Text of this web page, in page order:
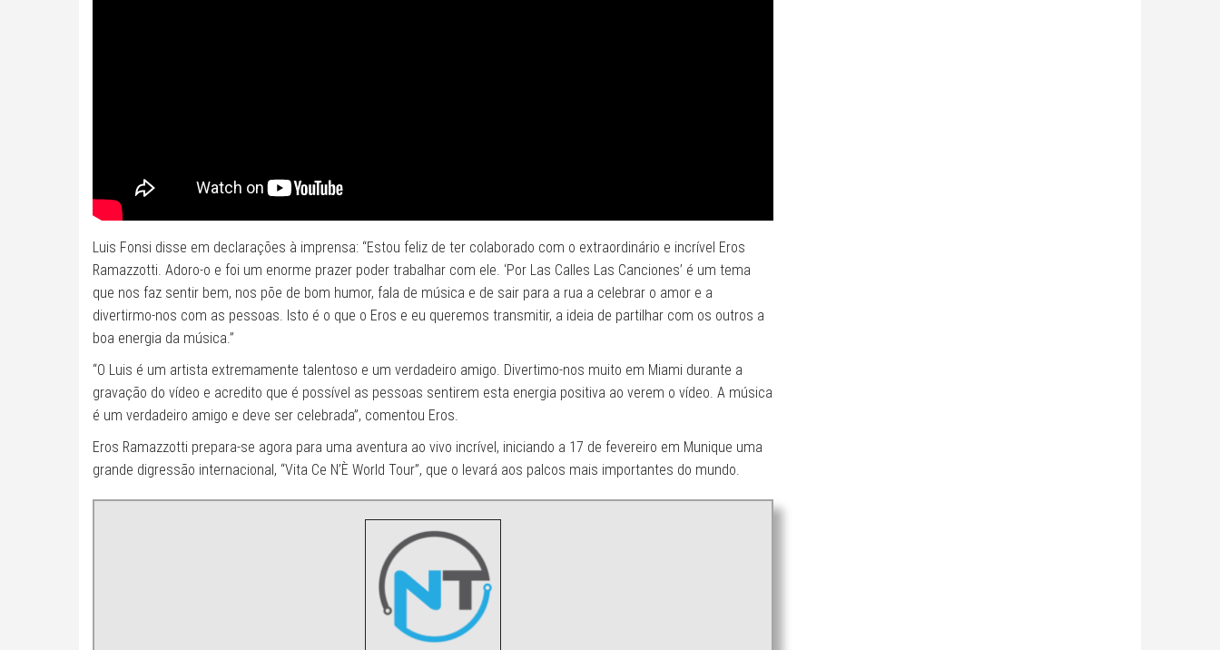
Luis Fonsi disse em declarações à imprensa: “Estou feliz de ter colaborado com o extraordinário e incrível Eros
Ramazzotti. Adoro-o e foi um enorme prazer poder trabalhar com ele. ‘Por Las Calles Las Canciones’ é um tema
que nos faz sentir bem, nos põe de bom humor, fala de música e de sair para a rua a celebrar o amor e a
divertirmo-nos com as pessoas. Isto é o que o Eros e eu queremos transmitir, a ideia de partilhar com os outros a
boa energia da música.”
“O Luis é um artista extremamente talentoso e um verdadeiro amigo. Divertimo-nos muito em Miami durante a
gravação do vídeo e acredito que é possível as pessoas sentirem esta energia positiva ao verem o vídeo. A música
é um verdadeiro amigo e deve ser celebrada”, comentou Eros.
Eros Ramazzotti prepara-se agora para uma aventura ao vivo incrível, iniciando a 17 de fevereiro em Munique uma
grande digressão internacional, “Vita Ce N’È World Tour”, que o levará aos palcos mais importantes do mundo.